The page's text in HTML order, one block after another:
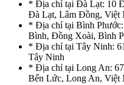
* Địa chỉ tại Đà Lạt: 10
Đà Lạt, Lâm Đồng, Việt
* Địa chỉ tại Bình
Bình, Đồng Xoài, Bình
* Địa chỉ tại Tây Ninh:
Tây Ninh
* Địa chỉ tại Long An:
Bến Lức, Long An, Việt